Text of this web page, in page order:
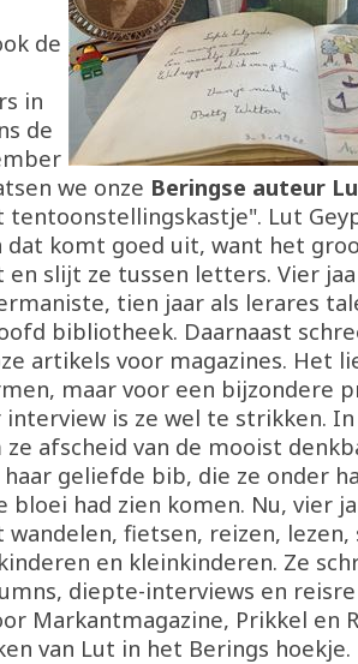
de
in
de
we onze Beringse auteur
tentoonstellingskastje". Lut
komt goed uit, want het
en slijt ze tussen letters. Vier
tien jaar als lerares
bibliotheek. Daarnaast
artikels voor magazines. Het
maar voor een bijzondere
is ze wel te strikken. In
afscheid van de mooist
geliefde bib, die ze onder
bloei had zien komen. Nu, vier
wandelen, fietsen, reizen, lezen,
en kleinkinderen. Ze
diepte-interviews en
Markantmagazine, Prikkel en
van Lut in het Berings hoekje.